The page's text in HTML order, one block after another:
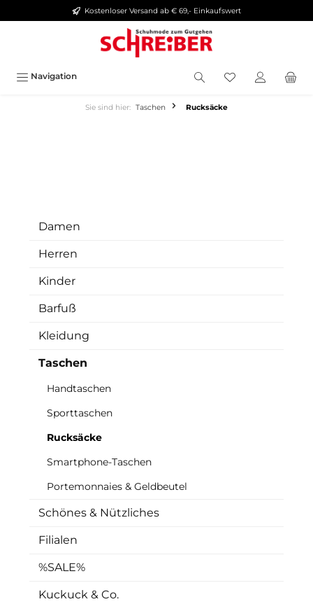
springen Kostenloser Versand ab € 69,- Einkaufswert
Navigation
Sie sind hier: Taschen Rucksäcke
Damen
Herren
Kinder
Barfuß
Kleidung
Taschen
Handtaschen
Sporttaschen
Rucksäcke
Smartphone-Taschen
Portemonnaies & Geldbeutel
Schönes & Nützliches
Filialen
%SALE%
Kuckuck & Co.